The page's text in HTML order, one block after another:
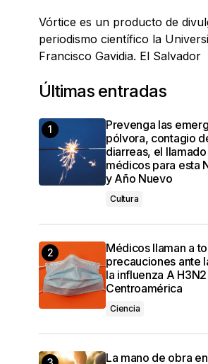
Vórtice es un producto de
periodismo científico la
Francisco Gavidia. El Salvador
Últimas entradas
Prevenga las
pólvora, contagio
diarreas, el
médicos para esta
y Año Nuevo
Cultura
Médicos llaman a
precauciones ante
la influenza A
Centroamérica
Ciencia
La mano de obra